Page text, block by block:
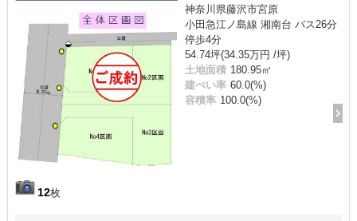
12枚
神奈川県藤沢市宮原
小田急江ノ島線 湘南台 バス26分
停歩4分
54.74坪(34.35万円 /坪)
土地面積 180.95㎡
建ぺい率 60.0(%)
容積率 100.0(%)